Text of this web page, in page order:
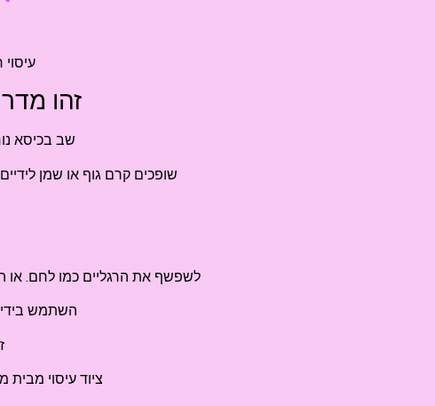
זהו
שב בכיסא
שופכים קרם גוף או שמן
לשפשף את הרגליים כמו לחם. או
השתמש
ציוד עיסוי מבית